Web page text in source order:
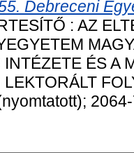
Debreceni
: AZ
ÉS A